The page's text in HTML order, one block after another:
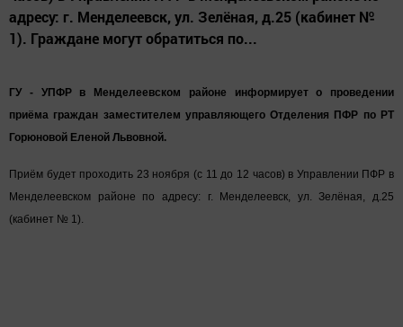
адресу: г. Менделеевск, ул. Зелёная, д.25 (кабинет №
1). Граждане могут обратиться по...
ГУ - УПФР в Менделеевском районе информирует о проведении
приёма граждан заместителем управляющего Отделения ПФР по РТ
Горюновой Еленой Львовной.
Приём будет проходить 23 ноября (с 11 до 12 часов) в Управлении ПФР в
Менделеевском районе по адресу: г. Менделеевск, ул. Зелёная, д.25
(кабинет № 1).